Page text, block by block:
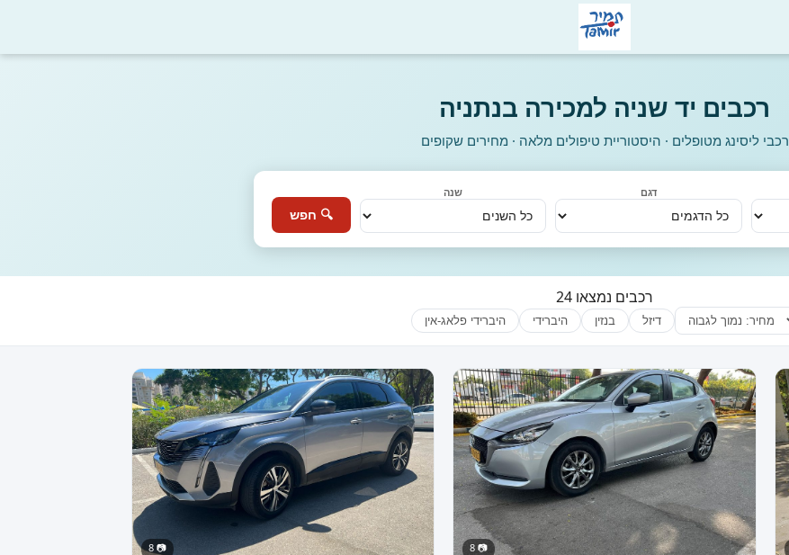
רכבים יד שניה למכירה בנתניה
רכבי ליסינג מטופלים · היסטוריית טיפולים מלאה · מחירים שקופים
דגם שנה
🔍 חפש
24 רכבים נמצאו
היברידי פלאג-אין היברידי בנזין דיזל
📷 8
📷 8